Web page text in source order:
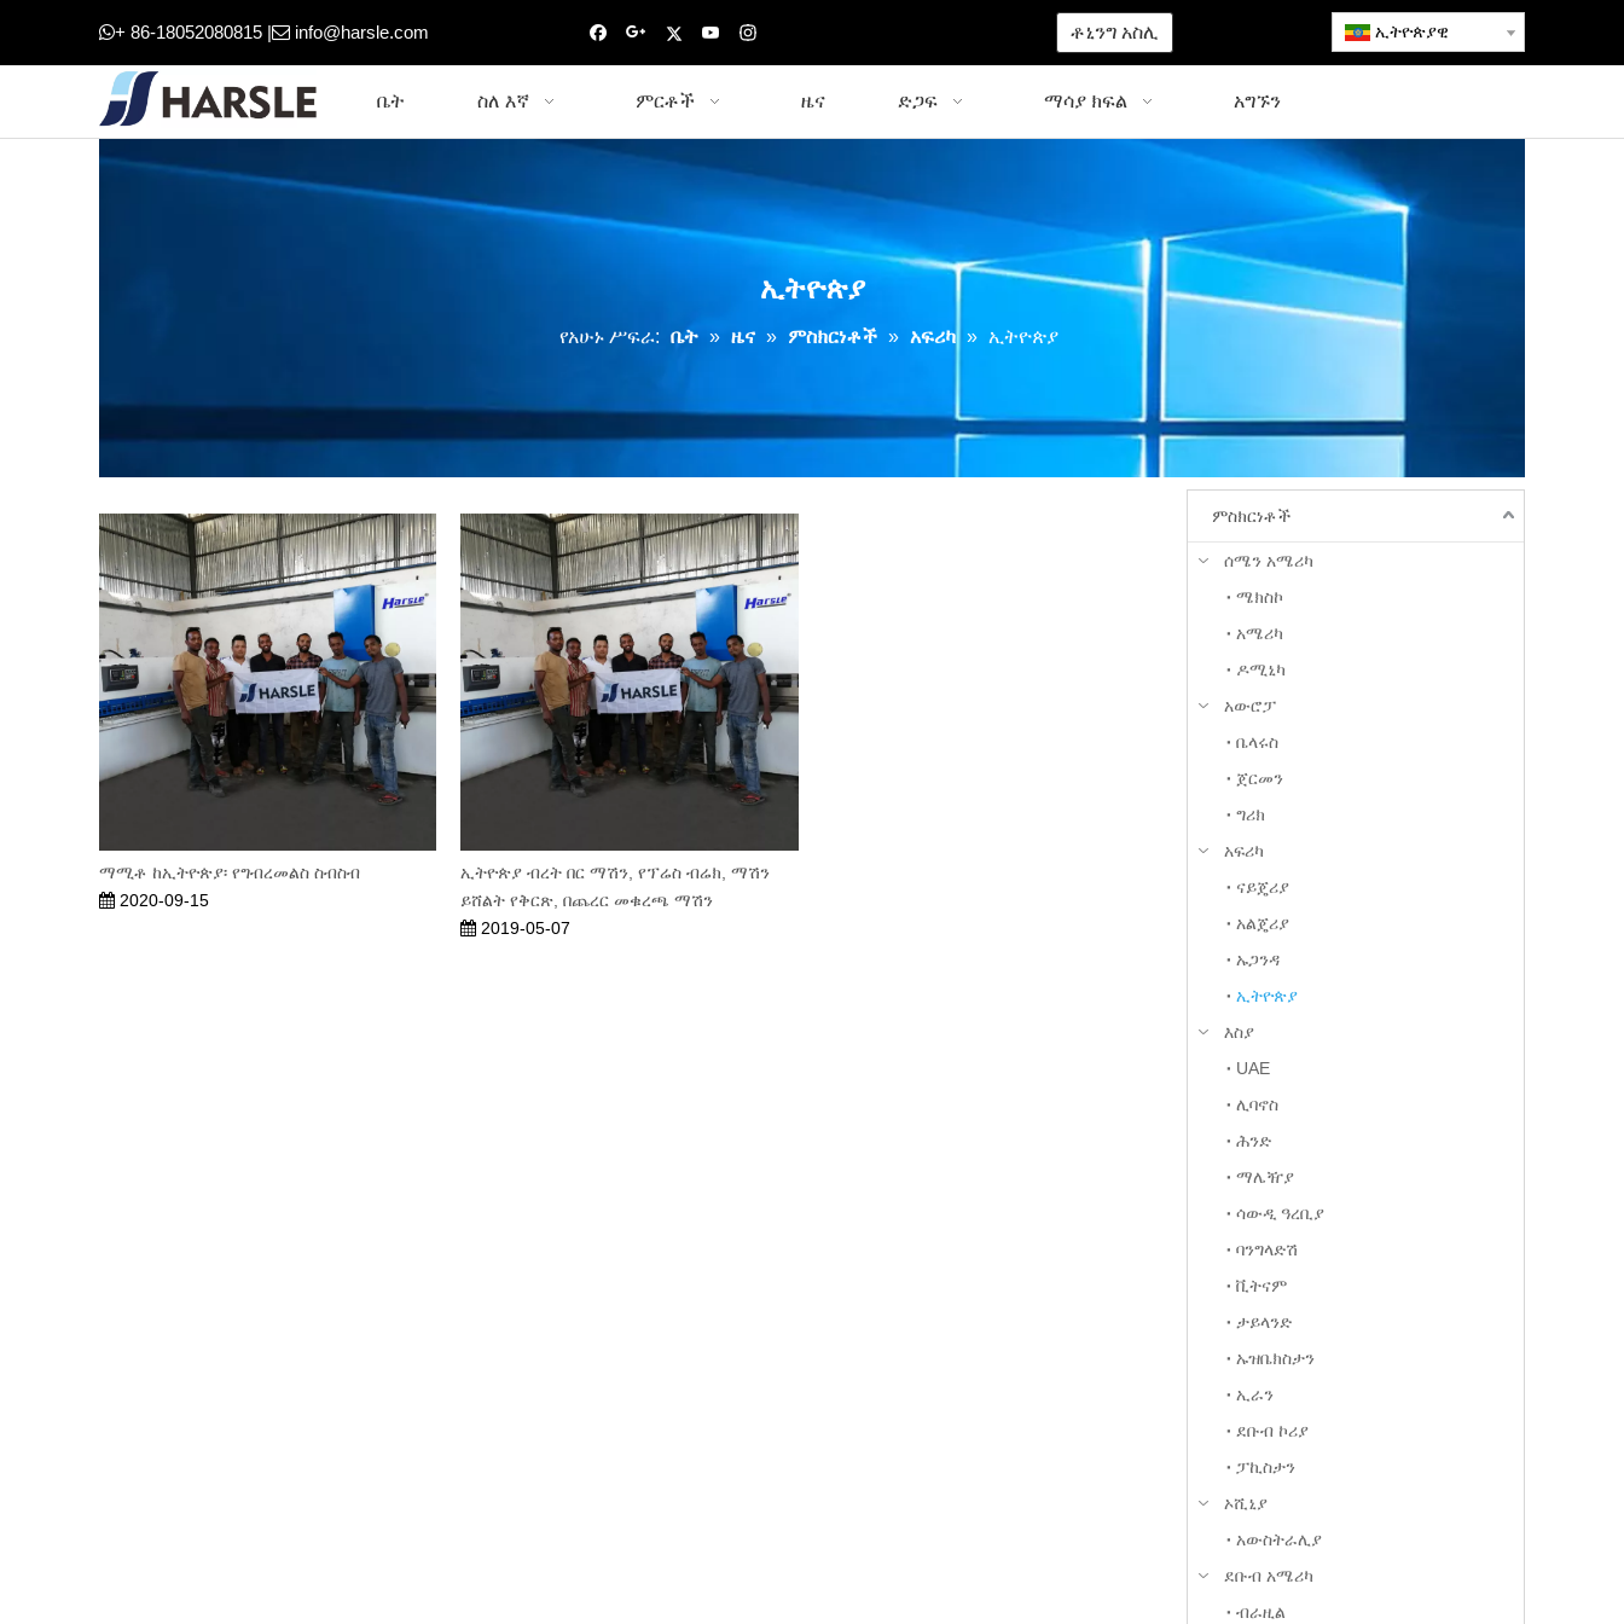
+ 86-18052080815 | info@harsle.com ቶኒንግ አስሊ ኢትዮጵያዊ
ቤት ስለ እኛ ምርቶች ዜና ድጋፍ ማሳያ ክፍል አግኙን
ኢትዮጵያ
የአሁኑ ሥፍራ: ቤት » ዜና » ምስክርነቶች » አፍሪካ » ኢትዮጵያ
ማሚቶ ከኢትዮጵያ፡ የግብረመልስ ስብስብ
2020-09-15
ኢትዮጵያ ብረት በር ማሽን, የፕሬስ ብሬክ, ማሽን
ይሸልት የቅርጽ, በጨረር መቁረጫ ማሽን
2019-05-07
ምስክርነቶች
ሰሜን አሜሪካ
ሜክስኮ
አሜሪካ
ዶሚኒካ
አውሮፓ
ቤላሩስ
ጀርመን
ግሪክ
አፍሪካ
ናይጄሪያ
አልጄሪያ
ኡጋንዳ
ኢትዮጵያ
እስያ
UAE
ሊባኖስ
ሕንድ
ማሌዥያ
ሳውዲ ዓረቢያ
ባንግላድሽ
ቪትናም
ታይላንድ
ኡዝቤክስታን
ኢራን
ደቡብ ኮሪያ
ፓኪስታን
ኦሺኒያ
አውስትራሊያ
ደቡብ አሜሪካ
ብራዚል